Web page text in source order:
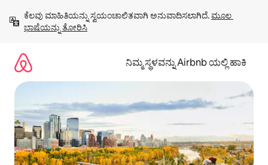
ಹೋಗಿ
ಕೆಲವು ಮಾಹಿತಿಯನ್ನು ಸ್ವಯಂಚಾಲಿತವಾಗಿ ಅನುವಾದಿಸಲಾಗಿದೆ. ಮೂಲ
ಭಾಷೆಯನ್ನು ತೋರಿಸಿ
ನಿಮ್ಮ ಸ್ಥಳವನ್ನು Airbnb ಯಲ್ಲಿ ಹಾಕಿ